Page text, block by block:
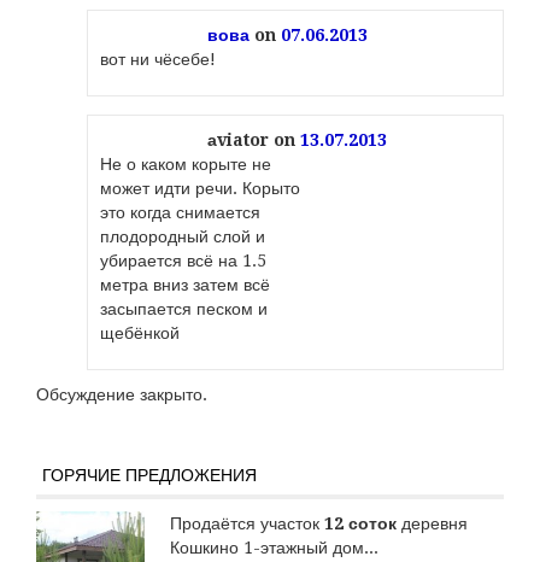
воваon 07.06.2013
вот ни чёсебе!
аviatoron 13.07.2013
Не о каком корыте не
может идти речи. Корыто
это когда снимается
плодородный слой и
убирается всё на 1.5
метра вниз затем всё
засыпается песком и
щебёнкой
Обсуждение закрыто.
ГОРЯЧИЕ ПРЕДЛОЖЕНИЯ
Продаётся участок 12 соток деревня
Кошкино 1-этажный дом...